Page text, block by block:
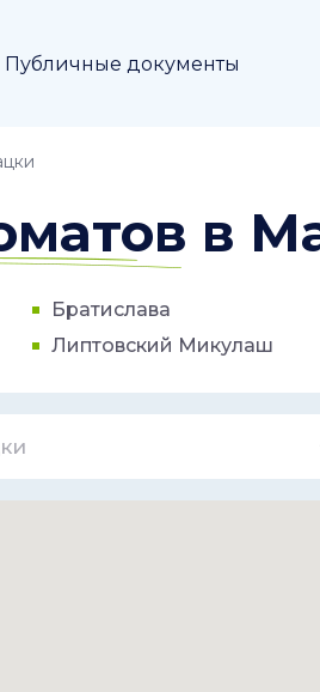
Публичные документы
в
Братислава
Липтовский Микулаш